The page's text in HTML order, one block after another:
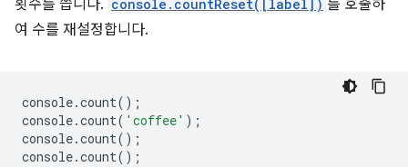
횟수를 씁니다. console.countReset([label]) 를 호출하
여 수를 재설정합니다.
console.count();
console.count( 'coffee' );
console.count();
console.count();